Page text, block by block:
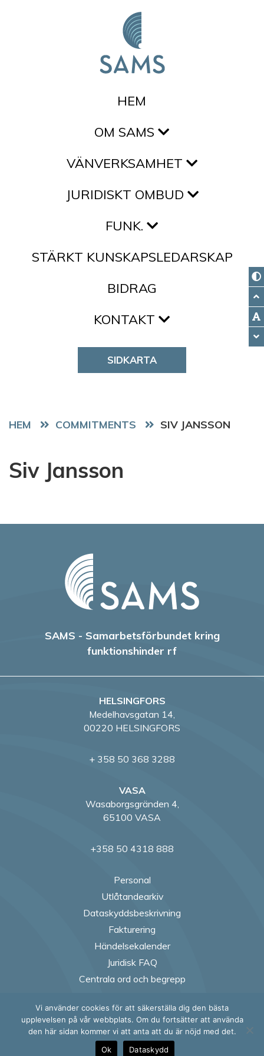
HEM
OM SAMS
VÄNVERKSAMHET
JURIDISKT OMBUD
FUNK.
STÄRKT KUNSKAPSLEDARSKAP
BIDRAG
KONTAKT
SIDKARTA
HEM COMMITMENTS SIV JANSSON
Siv Jansson
SAMS - Samarbetsförbundet kring
funktionshinder rf
HELSINGFORS
Medelhavsgatan 14,
00220 HELSINGFORS
+ 358 50 368 3288
VASA
Wasaborgsgränden 4,
65100 VASA
+358 50 4318 888
Personal
Utlåtandearkiv
Dataskyddsbeskrivning
Fakturering
Händelsekalender
Juridisk FAQ
Centrala ord och begrepp
Follow us on
Follow us on
Follow
Vi använder cookies för att säkerställa dig den bästa
upplevelsen på vår webbplats. Om du fortsätter att använda
den här sidan kommer vi att anta att du är nöjd med det.
Ok
Dataskydd